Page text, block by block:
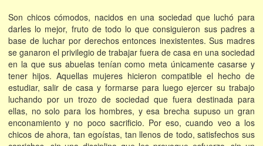
Son chicos cómodos, nacidos en una sociedad que luchó para
darles lo mejor, fruto de todo lo que consiguieron sus padres a
base de luchar por derechos entonces inexistentes. Sus madres
se ganaron el privilegio de trabajar fuera de casa en una sociedad
en la que sus abuelas tenían como meta únicamente casarse y
tener hijos. Aquellas mujeres hicieron compatible el hecho de
estudiar, salir de casa y formarse para luego ejercer su trabajo
luchando por un trozo de sociedad que fuera destinada para
ellas, no solo para los hombres, y esa brecha supuso un gran
enconamiento y no poco sacrificio. Por eso, cuando veo a los
chicos de ahora, tan egoístas, tan llenos de todo, satisfechos sus